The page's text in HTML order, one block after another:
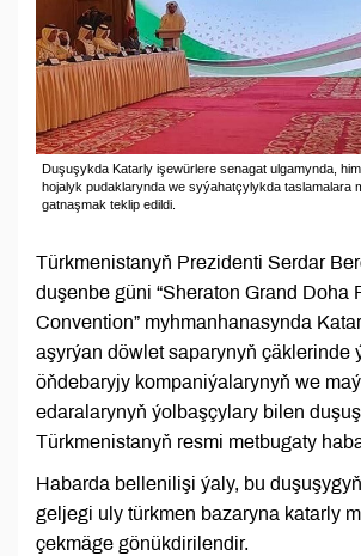
Duşuşykda Katarly işewürlere senagat ulgamynda,
hojalyk pudaklarynda we syýahatçylykda taslamalara
gatnaşmak teklip edildi.
Türkmenistanyň Prezidenti Serdar
duşenbe güni “Sheraton Grand Doha
Convention” myhmanhanasynda
aşyrýan döwlet saparynyň çäklerinde
öňdebaryjy kompaniýalarynyň we
edaralarynyň ýolbaşçylary bilen
Türkmenistanyň resmi metbugaty
Habarda bellenilişi ýaly, bu
geljegi uly türkmen bazaryna katarly
çekmäge gönükdirilendir.